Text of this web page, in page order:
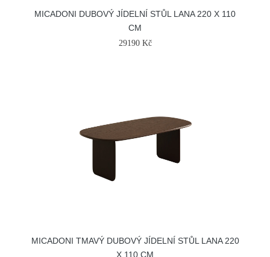
MICADONI DUBOVÝ JÍDELNÍ STŮL LANA 220 X 110
CM
29190 Kč
MICADONI TMAVÝ DUBOVÝ JÍDELNÍ STŮL LANA 220
X 110 CM